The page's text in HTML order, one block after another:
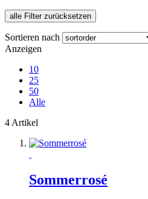
alle Filter zurücksetzen
Sortieren nach
Anzeigen
10
25
50
Alle
4 Artikel
Sommerrosé